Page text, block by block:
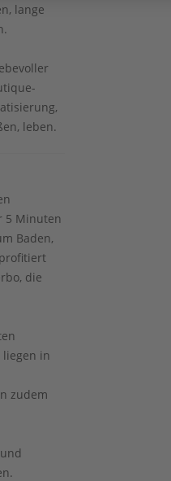
lange
leben.
5 Minuten
Baden,
die
liegen in
zudem